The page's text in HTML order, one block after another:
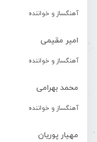
آهنگساز و خواننده
امیر مقیمی
آهنگساز و خواننده
محمد بهرامی
آهنگساز و خواننده
مهیار پوریان